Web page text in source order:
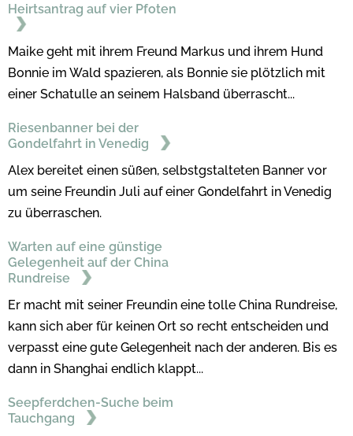
Heirtsantrag auf vier Pfoten
Maike geht mit ihrem Freund Markus und ihrem Hund
Bonnie im Wald spazieren, als Bonnie sie plötzlich mit
einer Schatulle an seinem Halsband überrascht...
Riesenbanner bei der
Gondelfahrt in Venedig
Alex bereitet einen süßen, selbstgstalteten Banner vor
um seine Freundin Juli auf einer Gondelfahrt in Venedig
zu überraschen.
Warten auf eine günstige
Gelegenheit auf der China
Rundreise
Er macht mit seiner Freundin eine tolle China Rundreise,
kann sich aber für keinen Ort so recht entscheiden und
verpasst eine gute Gelegenheit nach der anderen. Bis es
dann in Shanghai endlich klappt...
Seepferdchen-Suche beim
Tauchgang